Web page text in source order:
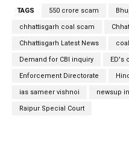
TAGS 550 crore scam
chhattisgarh coal scam
Chhattisgarh Latest News
Demand for CBI inquiry ED's
Enforcement Directorate
ias sameer vishnoi newsup
Raipur Special Court